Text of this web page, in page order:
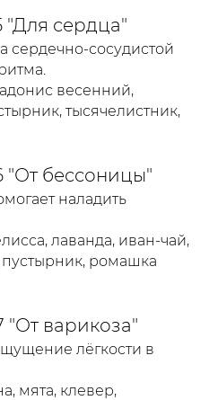
сердца"
сердечно-сосудистой
весенний,
тысячелистник,
бессоницы"
наладить
лаванда, иван-чай,
ромашка
варикоза"
лёгкости в
мята, клевер,